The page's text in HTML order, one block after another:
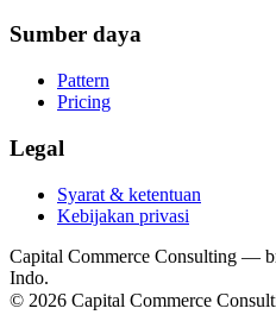
Sumber daya
Pattern
Pricing
Legal
Syarat & ketentuan
Kebijakan privasi
Capital Commerce Consulting —
Indo.
© 2026 Capital Commerce